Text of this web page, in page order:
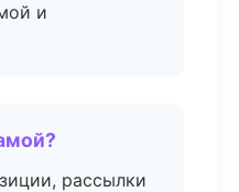
и
рассылки